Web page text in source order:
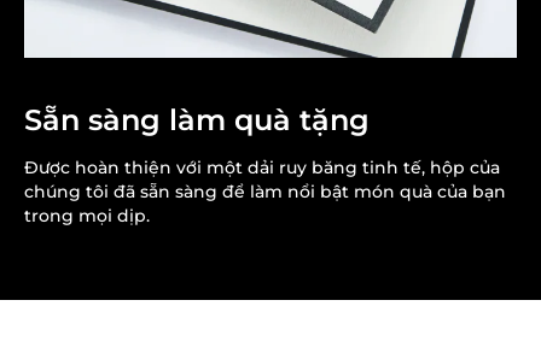
Sẵn sàng làm quà tặng
Được hoàn thiện với một dải ruy băng tinh tế, hộp của
chúng tôi đã sẵn sàng để làm nổi bật món quà của bạn
trong mọi dịp.